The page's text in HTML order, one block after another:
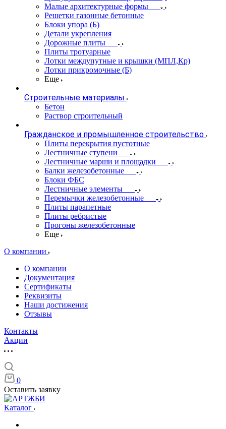
Малые архитектурные формы
Решетки газонные бетонные
Блоки упора (Б)
Детали укрепления
Дорожные плиты
Плиты тротуарные
Лотки междупутные и крышки (МПЛ,Кр)
Лотки прикромочные (Б)
Еще
Строительные материалы
Бетон
Раствор строительный
Гражданское и промышленное строительство
Плиты перекрытия пустотные
Лестничные ступени
Лестничные марши и площадки
Балки железобетонные
Блоки ФБС
Лестничные элементы
Перемычки железобетонные
Плиты парапетные
Плиты ребристые
Прогоны железобетонные
Еще
О компании
О компании
Документация
Сертификаты
Реквизиты
Наши достижения
Отзывы
Контакты
Акции
0
Оставить заявку
Каталог